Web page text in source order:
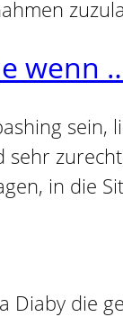
wenn
sein,
in die
die